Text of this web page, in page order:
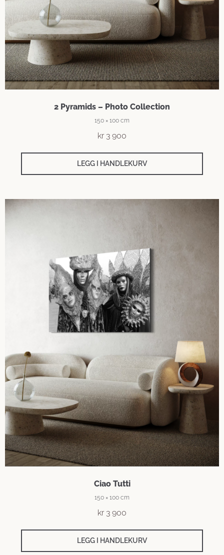
2 Pyramids – Photo Collection
150 × 100 cm
kr3 900
LEGG I HANDLEKURV
Ciao Tutti
150 × 100 cm
kr3 900
LEGG I HANDLEKURV